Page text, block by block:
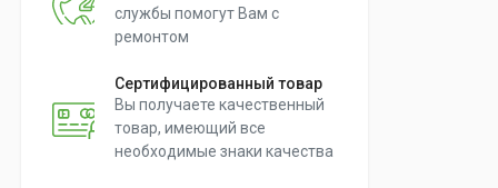
службы помогут Вам с
ремонтом
Сертифицированный товар
Вы получаете качественный
товар, имеющий все
необходимые знаки качества